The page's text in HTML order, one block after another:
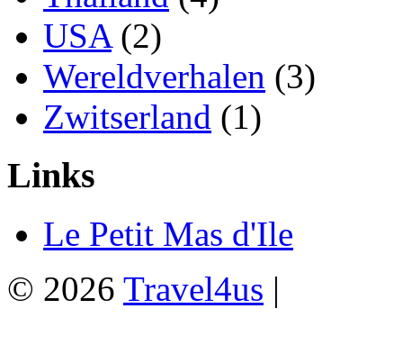
USA(2)
Wereldverhalen (3)
Zwitserland (1)
Links
Le Petit Mas d'Ile
© 2026 Travel4us |